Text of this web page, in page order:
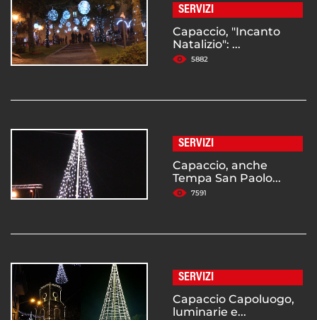
SERVIZI
Capaccio, "Incanto
Natalizio": ...
5882
SERVIZI
Capaccio, anche
Tempa San Paolo...
7591
SERVIZI
Capaccio Capoluogo,
luminarie e...